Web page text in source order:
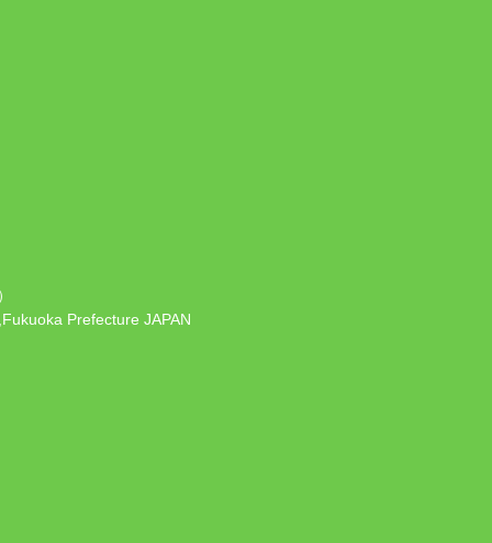
Prefecture JAPAN